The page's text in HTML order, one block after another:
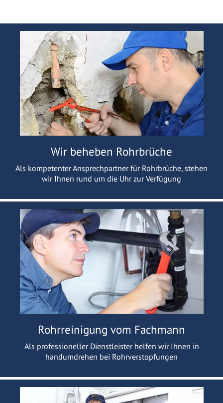
Wir beheben Rohrbrüche
Als kompetenter Ansprechpartner für Rohrbrüche, stehen
wir Ihnen rund um die Uhr zur Verfügung
Rohrreinigung vom Fachmann
Als professioneller Dienstleister helfen wir Ihnen in
handumdrehen bei Rohrverstopfungen